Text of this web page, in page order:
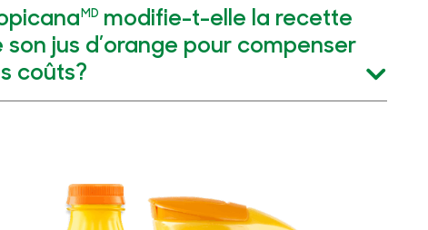
MD modifie-t-elle la recette
son jus d’orange pour compenser
coûts?